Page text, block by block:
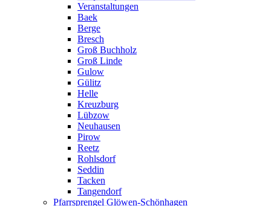
Veranstaltungen
Baek
Berge
Bresch
Groß Buchholz
Groß Linde
Gulow
Gülitz
Helle
Kreuzburg
Lübzow
Neuhausen
Pirow
Reetz
Rohlsdorf
Seddin
Tacken
Tangendorf
Pfarrsprengel Glöwen-Schönhagen